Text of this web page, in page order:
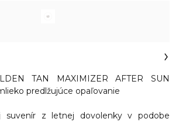
TAN MAXIMIZER AFTER SUN
predlžujúce opaľovanie
suvenír z letnej dovolenky v podobe